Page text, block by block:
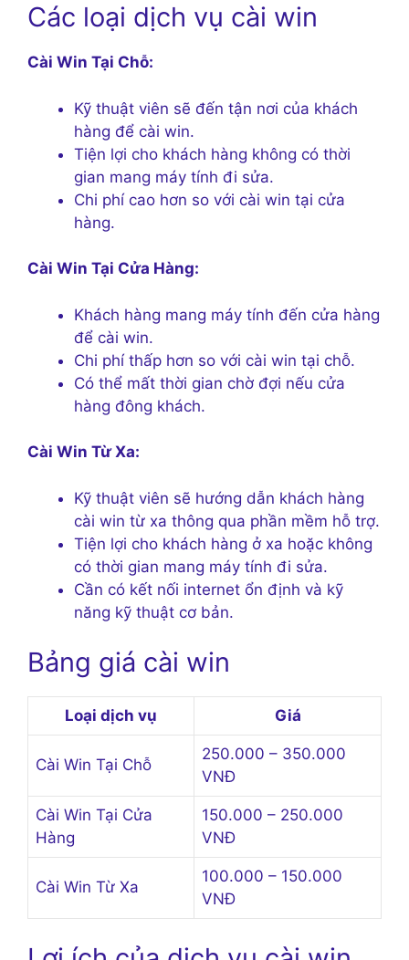
Các loại dịch vụ cài win
Cài Win Tại Chỗ:
Kỹ thuật viên sẽ đến tận nơi của khách
hàng để cài win.
Tiện lợi cho khách hàng không có thời
gian mang máy tính đi sửa.
Chi phí cao hơn so với cài win tại cửa
hàng.
Cài Win Tại Cửa Hàng:
Khách hàng mang máy tính đến cửa hàng
để cài win.
Chi phí thấp hơn so với cài win tại chỗ.
Có thể mất thời gian chờ đợi nếu cửa
hàng đông khách.
Cài Win Từ Xa:
Kỹ thuật viên sẽ hướng dẫn khách hàng
cài win từ xa thông qua phần mềm hỗ trợ.
Tiện lợi cho khách hàng ở xa hoặc không
có thời gian mang máy tính đi sửa.
Cần có kết nối internet ổn định và kỹ
năng kỹ thuật cơ bản.
Bảng giá cài win
Loại dịch vụ Giá
Cài Win Tại Chỗ
250.000 – 350.000
VNĐ
Cài Win Tại Cửa
Hàng
150.000 – 250.000
VNĐ
Cài Win Từ Xa
100.000 – 150.000
VNĐ